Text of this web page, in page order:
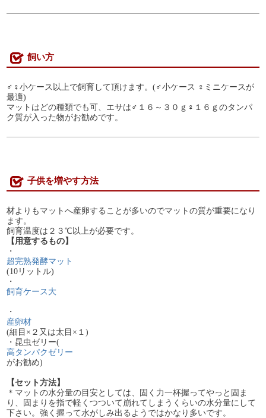
飼い方
♂♀小ケース以上で飼育して頂けます。(♂小ケース ♀ミニケースが
最適)
マットはどの種類でも可、エサは♂１６～３０ｇ♀１６ｇのタンパ
ク質が入った物がお勧めです。
子供を増やす方法
材よりもマットへ産卵することが多いのでマットの質が重要になり
ます。
飼育温度は２３℃以上が必要です。
【用意するもの】
・
超完熟発酵マット
(10リットル)
・
飼育ケース大
・
産卵材
(細目×２又は太目×１)
・昆虫ゼリー(
高タンパクゼリー
がお勧め)
【セット方法】
＊マットの水分量の目安としては、固く力一杯握ってやっと固ま
り、固まりを指で軽くつついて崩れてしまうくらいの水分量にして
下さい。強く握って水がしみ出るようではかなり多いです。